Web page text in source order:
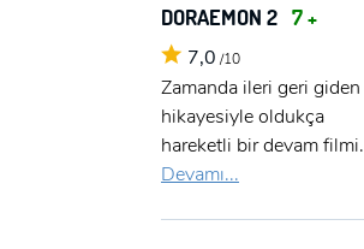
DORAEMON 2 7 +
7,0 /10
Zamanda ileri geri giden
hikayesiyle oldukça
hareketli bir devam filmi.
Devamı...